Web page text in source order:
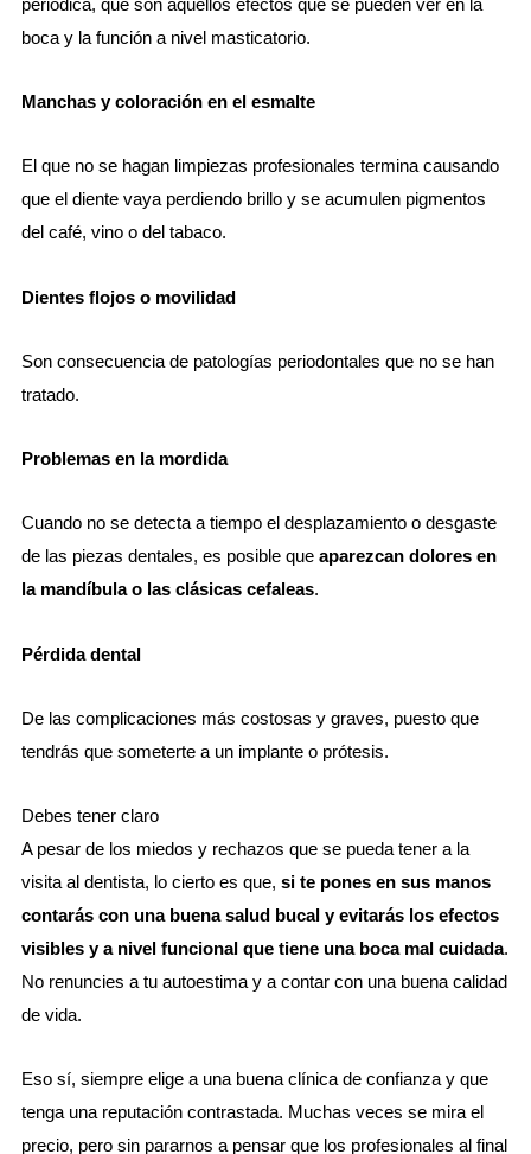
boca y la función a nivel masticatorio.
Manchas y coloración en el esmalte
El que no se hagan limpiezas profesionales termina causando
que el diente vaya perdiendo brillo y se acumulen pigmentos
del café, vino o del tabaco.
Dientes flojos o movilidad
Son consecuencia de patologías periodontales que no se han
tratado.
Problemas en la mordida
Cuando no se detecta a tiempo el desplazamiento o desgaste
de las piezas dentales, es posible que aparezcan dolores en
la mandíbula o las clásicas cefaleas.
Pérdida dental
De las complicaciones más costosas y graves, puesto que
tendrás que someterte a un implante o prótesis.
Debes tener claro
A pesar de los miedos y rechazos que se pueda tener a la
visita al dentista, lo cierto es que, si te pones en sus manos
contarás con una buena salud bucal y evitarás los efectos
visibles y a nivel funcional que tiene una boca mal cuidada.
No renuncies a tu autoestima y a contar con una buena calidad
de vida.
Eso sí, siempre elige a una buena clínica de confianza y que
tenga una reputación contrastada. Muchas veces se mira el
precio, pero sin pararnos a pensar que los profesionales al final